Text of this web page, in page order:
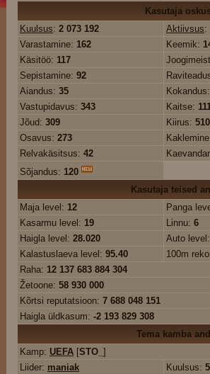
Kasutaja
Kuulsus: 2 073 192 Aktiivsus:
Varastamine: 162 Keemik:
Käsitöö: 117
Sepistamine: 92
Aiandus: 35
Vastupidavus: 343 Kaitse:
Jõud: 309 Kiirus: 510
Osavus: 273
Relvakäsitsus: 42
Sõjandus: 120
Kasutaja teised
Maja level: 12
Panga
Kasarmu level: 19 Linnu: 6
Haigla level: 28.020
Auto
Kalastuslaeva level: 95.40
100m
Raha: 12 137 683 884 304
Žetoone: 58 930 000
Kõrtsi reputatsioon: 7 688 048 151
Haigla üldkasum: -2 193 829 308
Tema kamba
Kamp: UEFA [STO_ ]
Liider: maniak Kuulsus: